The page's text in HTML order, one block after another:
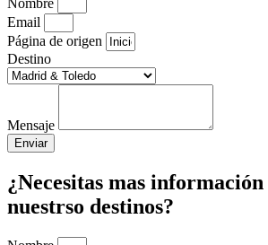
Nombre
Email
Página de origen
Destino
Mensaje
Enviar
¿Necesitas mas información
nuestrso destinos?